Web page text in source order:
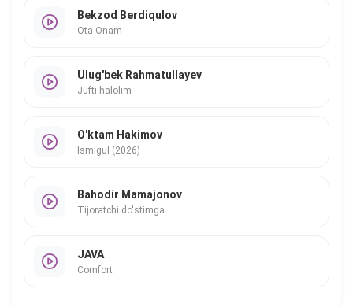
Bekzod Berdiqulov
Ota-Onam
Ulug'bek Rahmatullayev
Jufti halolim
O'ktam Hakimov
Ismigul (2026)
Bahodir Mamajonov
Tijoratchi do'stimga
JAVA
Comfort